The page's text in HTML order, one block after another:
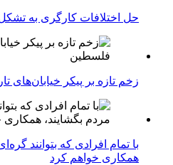
حل اختلافات کارگری به
زخم تازه بر پیکر خیابان‌های
با تمام افرادی که بتوانند
همکاری خواهم کرد